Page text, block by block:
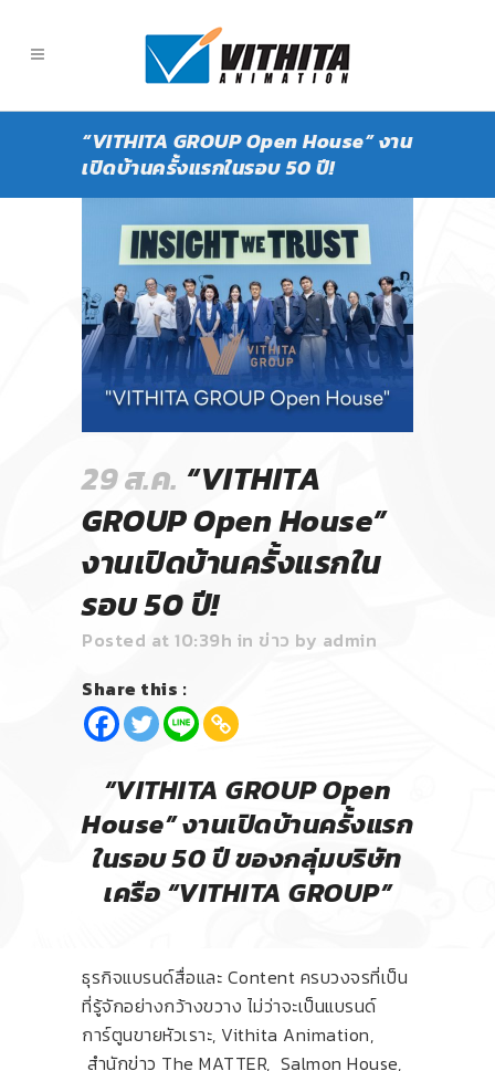
“VITHITA GROUP Open House” งาน
เปิดบ้านครั้งแรกในรอบ 50 ปี!
29 ส.ค. “VITHITA
GROUP Open House”
งานเปิดบ้านครั้งแรกใน
รอบ 50 ปี!
Posted at 10:39h in ข่าว by admin
Share this :
“VITHITA GROUP Open
House”งานเปิดบ้านครั้งแรก
ในรอบ 50 ปี ของกลุ่มบริษัท
เครือ “VITHITA GROUP”
ธุรกิจแบรนด์สื่อและ Content ครบวงจรที่เป็น
ที่รู้จักอย่างกว้างขวาง ไม่ว่าจะเป็นแบรนด์
การ์ตูนขายหัวเราะ, Vithita Animation,
สำนักข่าว The MATTER, Salmon House,